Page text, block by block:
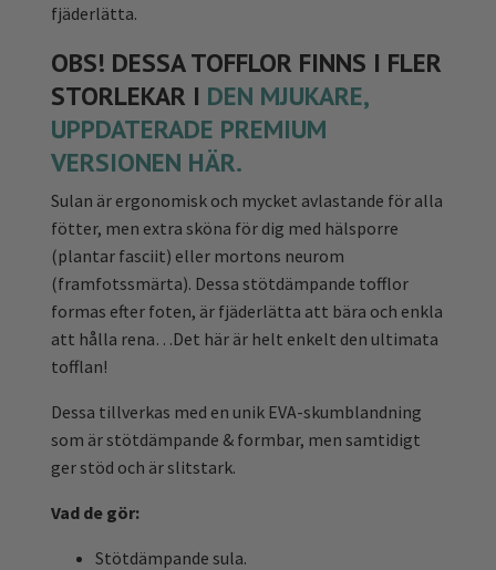
fjäderlätta.
OBS! DESSA TOFFLOR FINNS I FLER
STORLEKAR I DEN MJUKARE,
UPPDATERADE PREMIUM
VERSIONEN HÄR.
Sulan är ergonomisk och mycket avlastande för alla
fötter, men extra sköna för dig med hälsporre
(plantar fasciit) eller mortons neurom
(framfotssmärta). Dessa stötdämpande tofflor
formas efter foten, är fjäderlätta att bära och enkla
att hålla rena…Det här är helt enkelt den ultimata
tofflan!
Dessa tillverkas med en unik EVA-skumblandning
som är stötdämpande & formbar, men samtidigt
ger stöd och är slitstark.
Vad de gör:
Stötdämpande sula.